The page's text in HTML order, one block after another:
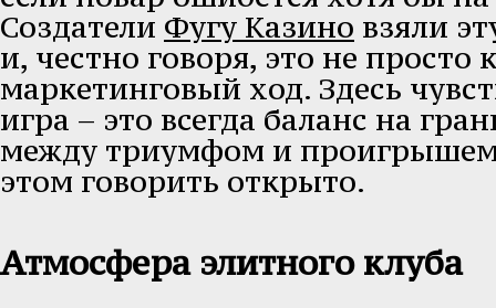
Создатели Фугу Казино взяли
и, честно говоря, это не просто
маркетинговый ход. Здесь
игра – это всегда баланс на
между триумфом и
этом говорить открыто.
Атмосфера элитного клуба